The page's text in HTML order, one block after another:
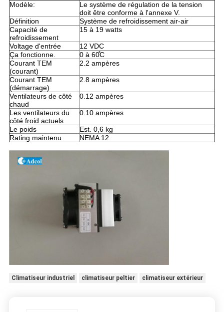
Modèle:
Le système de régulation de la tension
doit être conforme à l'annexe V.
Définition
Système de refroidissement air-air
Capacité de
refroidissement
15 à 19 watts
Voltage d'entrée
12 VDC
Ça fonctionne.
0 à 60C
Courant TEM
(courant)
2.2 ampères
Courant TEM
(démarrage)
2.8 ampères
Ventilateurs de côté
chaud
0.12 ampères
Les ventilateurs du
côté froid actuels
0.10 ampères
Le poids
Est. 0,6 kg
Rating maintenu
NEMA 12
Climatiseur industriel climatiseur peltier climatiseur extérieur